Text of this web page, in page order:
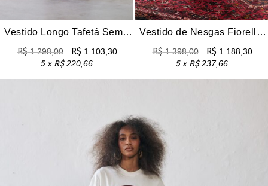
Vestido Longo Tafetá Sem Alças Eugenia – Vermelho
R$1.298,00 R$ 1.103,30
5 x R$220,66
Vestido de Nesgas Fiorella – Vinho
R$1.398,00 R$ 1.188,30
5 x R$237,66